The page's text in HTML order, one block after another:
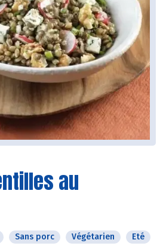
au
Sans porc Végétarien
Eté